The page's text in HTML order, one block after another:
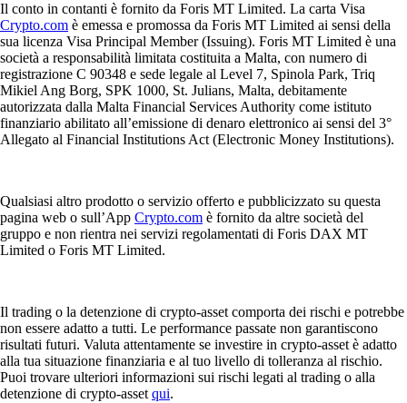
Il conto in contanti è fornito da Foris MT Limited. La carta Visa
Crypto.com è emessa e promossa da Foris MT Limited ai sensi della
sua licenza Visa Principal Member (Issuing). Foris MT Limited è una
società a responsabilità limitata costituita a Malta, con numero di
registrazione C 90348 e sede legale al Level 7, Spinola Park, Triq
Mikiel Ang Borg, SPK 1000, St. Julians, Malta, debitamente
autorizzata dalla Malta Financial Services Authority come istituto
finanziario abilitato all’emissione di denaro elettronico ai sensi del 3°
Allegato al Financial Institutions Act (Electronic Money Institutions).
Qualsiasi altro prodotto o servizio offerto e pubblicizzato su questa
pagina web o sull’App Crypto.com è fornito da altre società del
gruppo e non rientra nei servizi regolamentati di Foris DAX MT
Limited o Foris MT Limited.
Il trading o la detenzione di crypto-asset comporta dei rischi e potrebbe
non essere adatto a tutti. Le performance passate non garantiscono
risultati futuri. Valuta attentamente se investire in crypto-asset è adatto
alla tua situazione finanziaria e al tuo livello di tolleranza al rischio.
Puoi trovare ulteriori informazioni sui rischi legati al trading o alla
detenzione di crypto-asset qui.